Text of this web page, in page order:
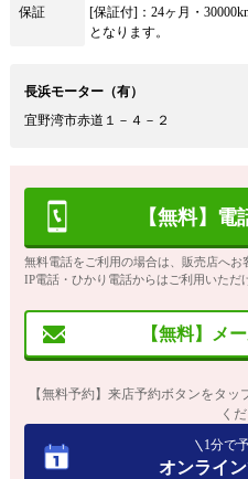
保証
[保証付]：24ヶ月・
となります。
長浜モーター（有）
宜野湾市赤道１－４－２
【無料】
無料電話をご利用の場合は、販売店へお
IP電話・ひかり電話からはご利用いただ
【無料】メ
【無料予約】来店予約ボタンをタ
く
1分で
オンライ